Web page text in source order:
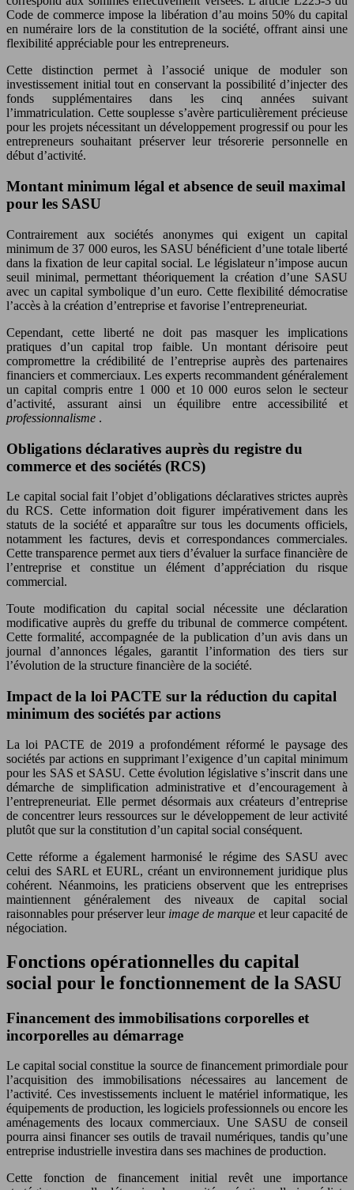
Code de commerce impose la libération d’au moins 50% du capital
en numéraire lors de la constitution de la société, offrant ainsi une
flexibilité appréciable pour les entrepreneurs.
Cette distinction permet à l’associé unique de moduler son
investissement initial tout en conservant la possibilité d’injecter des
fonds supplémentaires dans les cinq années suivant
l’immatriculation. Cette souplesse s’avère particulièrement précieuse
pour les projets nécessitant un développement progressif ou pour les
entrepreneurs souhaitant préserver leur trésorerie personnelle en
début d’activité.
Montant minimum légal et absence de seuil maximal
pour les SASU
Contrairement aux sociétés anonymes qui exigent un capital
minimum de 37 000 euros, les SASU bénéficient d’une totale liberté
dans la fixation de leur capital social. Le législateur n’impose aucun
seuil minimal, permettant théoriquement la création d’une SASU
avec un capital symbolique d’un euro. Cette flexibilité démocratise
l’accès à la création d’entreprise et favorise l’entrepreneuriat.
Cependant, cette liberté ne doit pas masquer les implications
pratiques d’un capital trop faible. Un montant dérisoire peut
compromettre la crédibilité de l’entreprise auprès des partenaires
financiers et commerciaux. Les experts recommandent généralement
un capital compris entre 1 000 et 10 000 euros selon le secteur
d’activité, assurant ainsi un équilibre entre accessibilité et
professionnalisme .
Obligations déclaratives auprès du registre du
commerce et des sociétés (RCS)
Le capital social fait l’objet d’obligations déclaratives strictes auprès
du RCS. Cette information doit figurer impérativement dans les
statuts de la société et apparaître sur tous les documents officiels,
notamment les factures, devis et correspondances commerciales.
Cette transparence permet aux tiers d’évaluer la surface financière de
l’entreprise et constitue un élément d’appréciation du risque
commercial.
Toute modification du capital social nécessite une déclaration
modificative auprès du greffe du tribunal de commerce compétent.
Cette formalité, accompagnée de la publication d’un avis dans un
journal d’annonces légales, garantit l’information des tiers sur
l’évolution de la structure financière de la société.
Impact de la loi PACTE sur la réduction du capital
minimum des sociétés par actions
La loi PACTE de 2019 a profondément réformé le paysage des
sociétés par actions en supprimant l’exigence d’un capital minimum
pour les SAS et SASU. Cette évolution législative s’inscrit dans une
démarche de simplification administrative et d’encouragement à
l’entrepreneuriat. Elle permet désormais aux créateurs d’entreprise
de concentrer leurs ressources sur le développement de leur activité
plutôt que sur la constitution d’un capital social conséquent.
Cette réforme a également harmonisé le régime des SASU avec
celui des SARL et EURL, créant un environnement juridique plus
cohérent. Néanmoins, les praticiens observent que les entreprises
maintiennent généralement des niveaux de capital social
raisonnables pour préserver leur image de marque et leur capacité de
négociation.
Fonctions opérationnelles du capital
social pour le fonctionnement de la SASU
Financement des immobilisations corporelles et
incorporelles au démarrage
Le capital social constitue la source de financement primordiale pour
l’acquisition des immobilisations nécessaires au lancement de
l’activité. Ces investissements incluent le matériel informatique, les
équipements de production, les logiciels professionnels ou encore les
aménagements des locaux commerciaux. Une SASU de conseil
pourra ainsi financer ses outils de travail numériques, tandis qu’une
entreprise industrielle investira dans ses machines de production.
Cette fonction de financement initial revêt une importance